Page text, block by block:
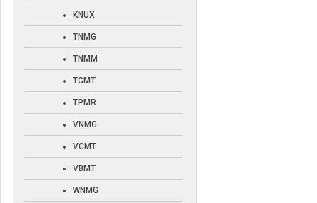
KNUX
TNMG
TNMM
TCMT
TPMR
VNMG
VCMT
VBMT
WNMG